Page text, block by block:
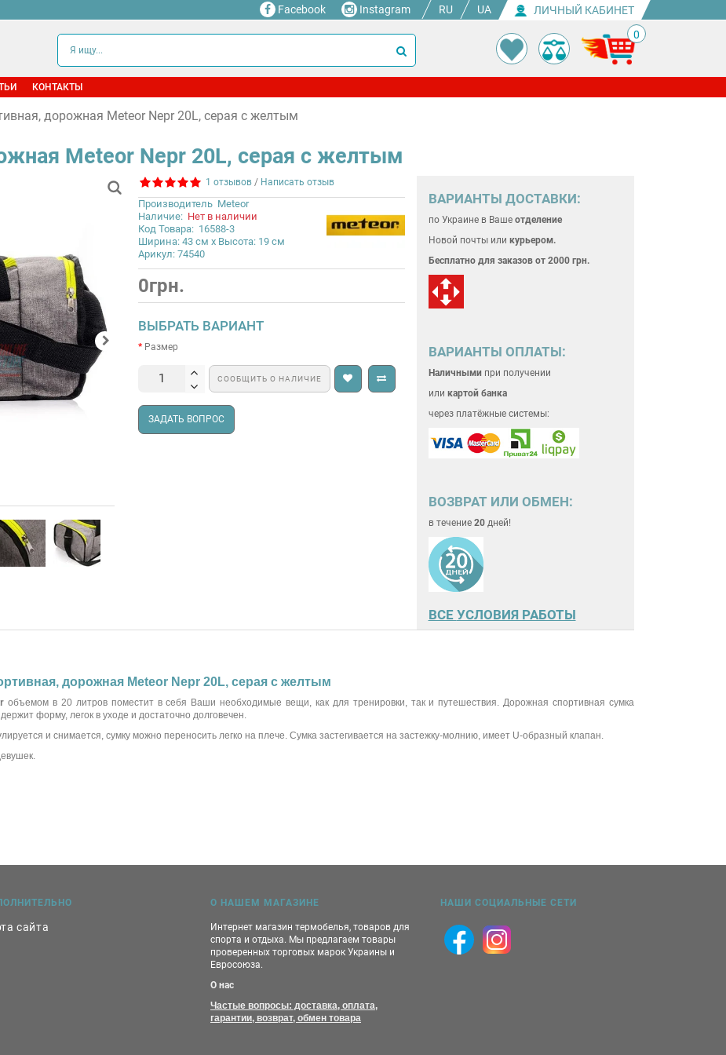
Facebook Instagram RU UA ЛИЧНЫЙ КАБИНЕТ
0
КОНТАКТЫ
дорожная Meteor Nepr 20L, серая с желтым
Meteor Nepr 20L, серая с желтым
1 отзывов / Написать отзыв
Производитель Meteor
Наличие: Нет в наличии
Код Товара: 16588-3
Ширина: 43 см x Высота: 19 см
Арикул: 74540
0грн.
ВЫБРАТЬ ВАРИАНТ
Размер
СООБЩИТЬ О НАЛИЧИЕ
ЗАДАТЬ ВОПРОС
ВАРИАНТЫ ДОСТАВКИ:
по Украине в Ваше отделение
Новой почты или курьером.
Бесплатно для заказов от 2000 грн.
ВАРИАНТЫ ОПЛАТЫ:
Наличнымипри получении
или картой банка
через платёжные системы:
ВОЗВРАТ ИЛИ ОБМЕН:
в течение 20дней!
ВСЕ УСЛОВИЯ РАБОТЫ
дорожная Meteor Nepr 20L, серая с желтым
объемом в 20 литров поместит в себя Ваши необходимые вещи, как для тренировки, так и путешествия. Дорожная спортивная сумка
форму, легок в уходе и достаточно долговечен.
и снимается, сумку можно переносить легко на плече. Сумка застегивается на застежку-молнию, имеет U-образный клапан.
сайта
О НАШЕМ МАГАЗИНЕ
Интернет магазин термобелья, товаров для
спорта и отдыха. Мы предлагаем товары
проверенных торговых марок Украины и
Евросоюза.
О нас
Частые вопросы: доставка, оплата,
гарантии, возврат, обмен товара
НАШИ СОЦИАЛЬНЫЕ СЕТИ